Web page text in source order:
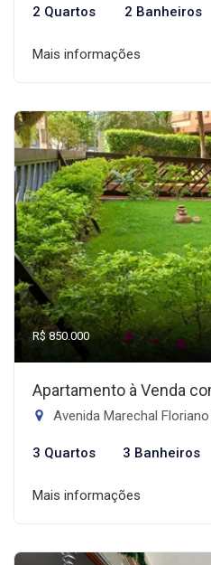
2 Quartos 2 Banheiros
Mais informações
R$ 850.000
Apartamento à Venda
Avenida Marechal Floriano
3 Quartos 3 Banheiros
Mais informações